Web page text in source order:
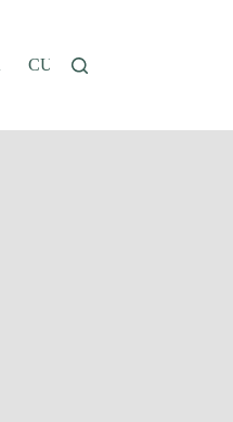
CUCINA E RICETTE